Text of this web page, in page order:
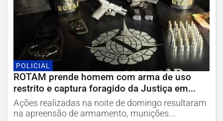
POLICIAL
ROTAM prende homem com arma de uso
restrito e captura foragido da Justiça em...
Ações realizadas na noite de domingo resultaram
na apreensão de armamento, munições...